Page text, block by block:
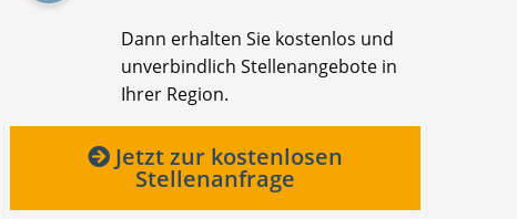
Dann erhalten Sie kostenlos und
unverbindlich Stellenangebote in
Ihrer Region.
Jetzt zur kostenlosen
Stellenanfrage